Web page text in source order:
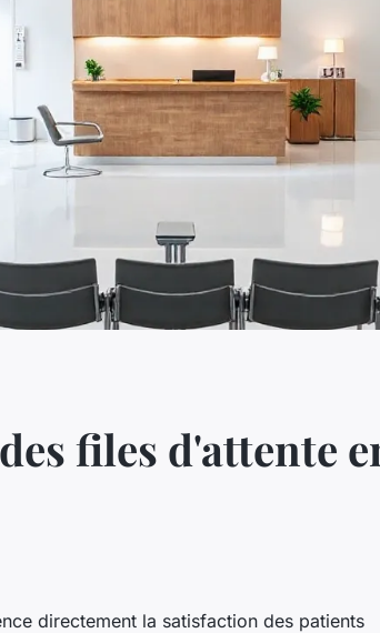
files d'attente
directement la satisfaction des patients